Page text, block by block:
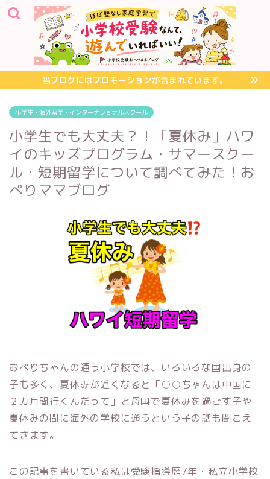
当ブログにはプロモーションが含まれています。
小学生・海外留学・インターナショナルスクール
小学生でも大丈夫？！「夏休み」ハワ
イのキッズプログラム・サマースクー
ル・短期留学について調べてみた！お
ぺりママブログ
おぺりちゃんの通う小学校では、いろいろな国出身の
子も多く、夏休みが近くなると「○○ちゃんは中国に
２カ月間行くんだって」と母国で夏休みを過ごす子や
夏休みの間に海外の学校に通うという子の話も聞こえ
てきます。
この記事を書いている私は受験指導歴7年・私立小学校